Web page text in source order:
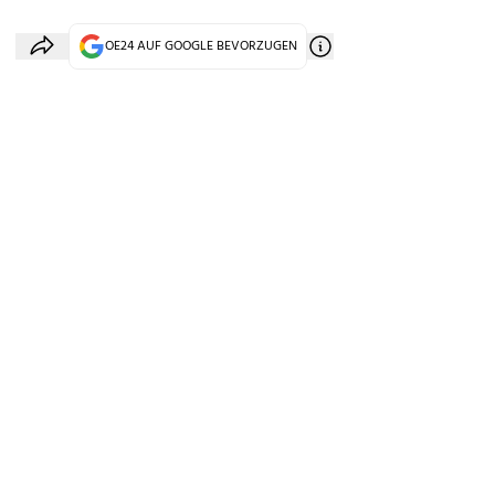
OE24 AUF GOOGLE BEVORZUGEN